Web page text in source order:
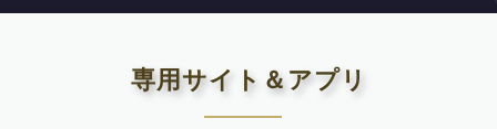
専用サイト＆アプリ